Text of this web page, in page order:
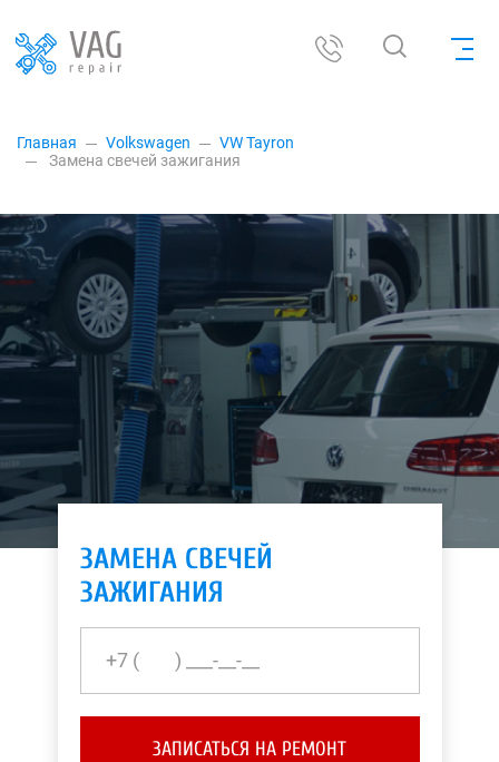
Главная Volkswagen
VW Tayron
Замена свечей зажигания
ЗАМЕНА СВЕЧЕЙ
ЗАЖИГАНИЯ
ЗАПИСАТЬСЯ НА РЕМОНТ